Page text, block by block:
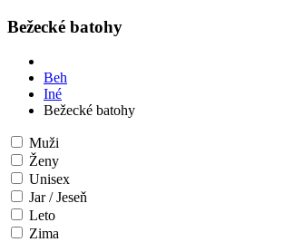
Bežecké batohy
Beh
Iné
Bežecké batohy
Muži
Ženy
Unisex
Jar / Jeseň
Leto
Zima